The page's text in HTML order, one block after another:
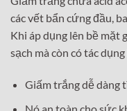
các vết bẩn cứng đầu,
Khi áp dụng lên bề mặt
sạch mà còn có tác
Giấm trắng dễ dàng